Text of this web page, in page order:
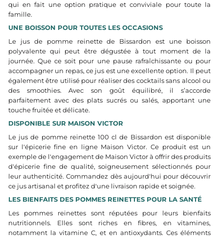
qui en fait une option pratique et conviviale pour toute la
famille.
UNE BOISSON POUR TOUTES LES OCCASIONS
Le jus de pomme reinette de Bissardon est une boisson
polyvalente qui peut être dégustée à tout moment de la
journée. Que ce soit pour une pause rafraîchissante ou pour
accompagner un repas, ce jus est une excellente option. Il peut
également être utilisé pour réaliser des cocktails sans alcool ou
des smoothies. Avec son goût équilibré, il s’accorde
parfaitement avec des plats sucrés ou salés, apportant une
touche fruitée et délicate.
DISPONIBLE SUR MAISON VICTOR
Le jus de pomme reinette 100 cl de Bissardon est disponible
sur l'épicerie fine en ligne Maison Victor. Ce produit est un
exemple de l'engagement de Maison Victor à offrir des produits
d'épicerie fine de qualité, soigneusement sélectionnés pour
leur authenticité. Commandez dès aujourd'hui pour découvrir
ce jus artisanal et profitez d'une livraison rapide et soignée.
LES BIENFAITS DES POMMES REINETTES POUR LA SANTÉ
Les pommes reinettes sont réputées pour leurs bienfaits
nutritionnels. Elles sont riches en fibres, en vitamines,
notamment la vitamine C, et en antioxydants. Ces éléments